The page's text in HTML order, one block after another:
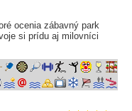
ocenia zábavný park
si prídu aj milovníci